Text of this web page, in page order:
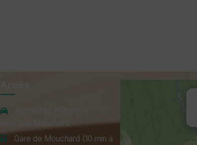
Gare de Mouchard (10 min à